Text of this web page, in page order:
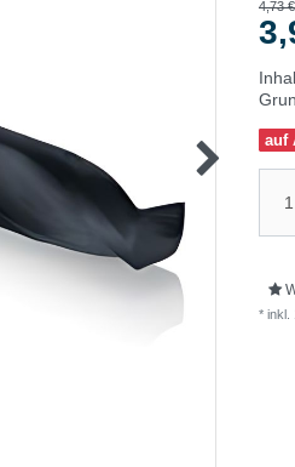
4,73 €
auf
* inkl.